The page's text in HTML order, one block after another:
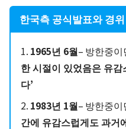
한국측 공식발표와 경위
1. 1965년 6월– 방한중이
한 시절이 있었음은 유
다’
2. 1983년 1월– 방한중이
간에 유감스럽게도 과거